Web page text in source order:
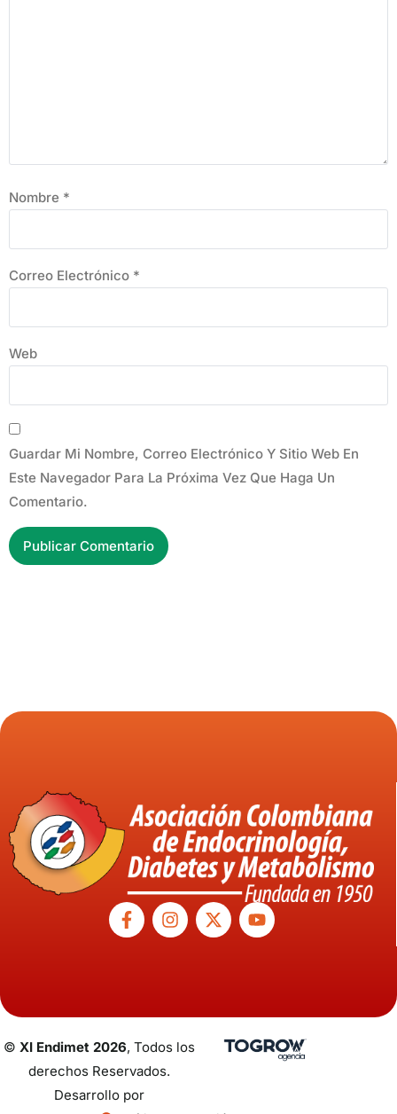
Nombre *
Correo Electrónico *
Web
Guardar Mi Nombre, Correo Electrónico Y Sitio Web En
Este Navegador Para La Próxima Vez Que Haga Un
Comentario.
© XI Endimet 2026, Todos los
derechos Reservados.
Desarrollo por